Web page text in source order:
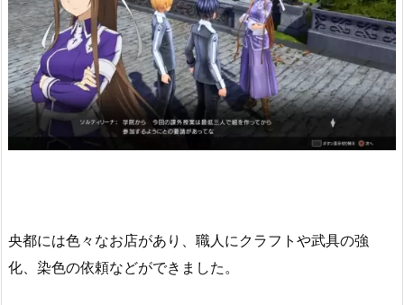
央都には色々なお店があり、職人にクラフトや武具の強
化、染色の依頼などができました。